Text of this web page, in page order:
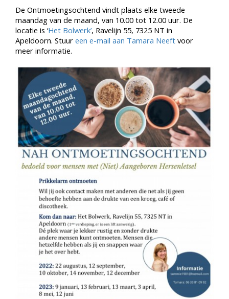
De Ontmoetingsochtend vindt plaats elke tweede
maandag van de maand, van 10.00 tot 12.00 uur. De
locatie is ‘Het Bolwerk’, Ravelijn 55, 7325 NT in
Apeldoorn. Stuur een e-mail aan Tamara Neeft voor
meer informatie.